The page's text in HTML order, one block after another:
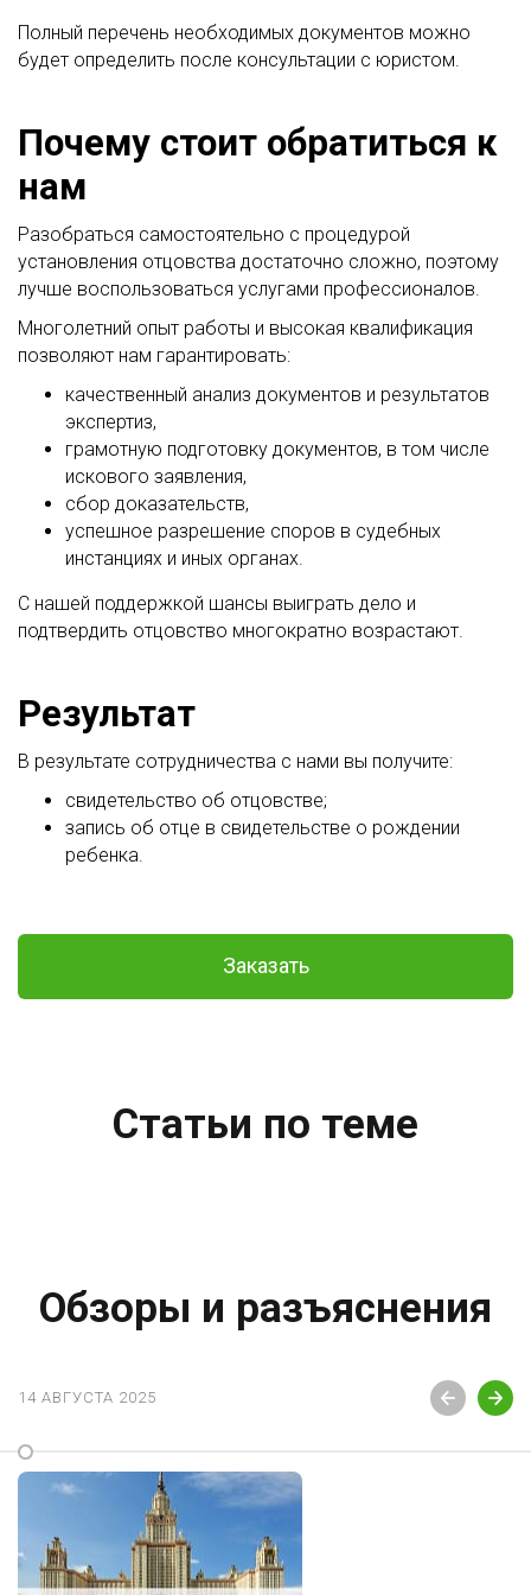
Полный перечень необходимых документов можно
будет определить после консультации с юристом.
Почему стоит обратиться к
нам
Разобраться самостоятельно с процедурой
установления отцовства достаточно сложно, поэтому
лучше воспользоваться услугами профессионалов.
Многолетний опыт работы и высокая квалификация
позволяют нам гарантировать:
качественный анализ документов и результатов
экспертиз,
грамотную подготовку документов, в том числе
искового заявления,
сбор доказательств,
успешное разрешение споров в судебных
инстанциях и иных органах.
С нашей поддержкой шансы выиграть дело и
подтвердить отцовство многократно возрастают.
Результат
В результате сотрудничества с нами вы получите:
свидетельство об отцовстве;
запись об отце в свидетельстве о рождении
ребенка.
Заказать
Статьи по теме
Обзоры и разъяснения
14 АВГУСТА 2025